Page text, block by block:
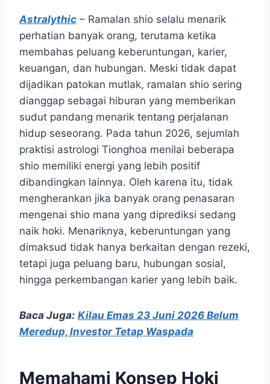
Astralythic – Ramalan shio selalu menarik
perhatian banyak orang, terutama ketika
membahas peluang keberuntungan, karier,
keuangan, dan hubungan. Meski tidak dapat
dijadikan patokan mutlak, ramalan shio sering
dianggap sebagai hiburan yang memberikan
sudut pandang menarik tentang perjalanan
hidup seseorang. Pada tahun 2026, sejumlah
praktisi astrologi Tionghoa menilai beberapa
shio memiliki energi yang lebih positif
dibandingkan lainnya. Oleh karena itu, tidak
mengherankan jika banyak orang penasaran
mengenai shio mana yang diprediksi sedang
naik hoki. Menariknya, keberuntungan yang
dimaksud tidak hanya berkaitan dengan rezeki,
tetapi juga peluang baru, hubungan sosial,
hingga perkembangan karier yang lebih baik.
Baca Juga: Kilau Emas 23 Juni 2026 Belum
Meredup, Investor Tetap Waspada
Memahami Konsep Hoki